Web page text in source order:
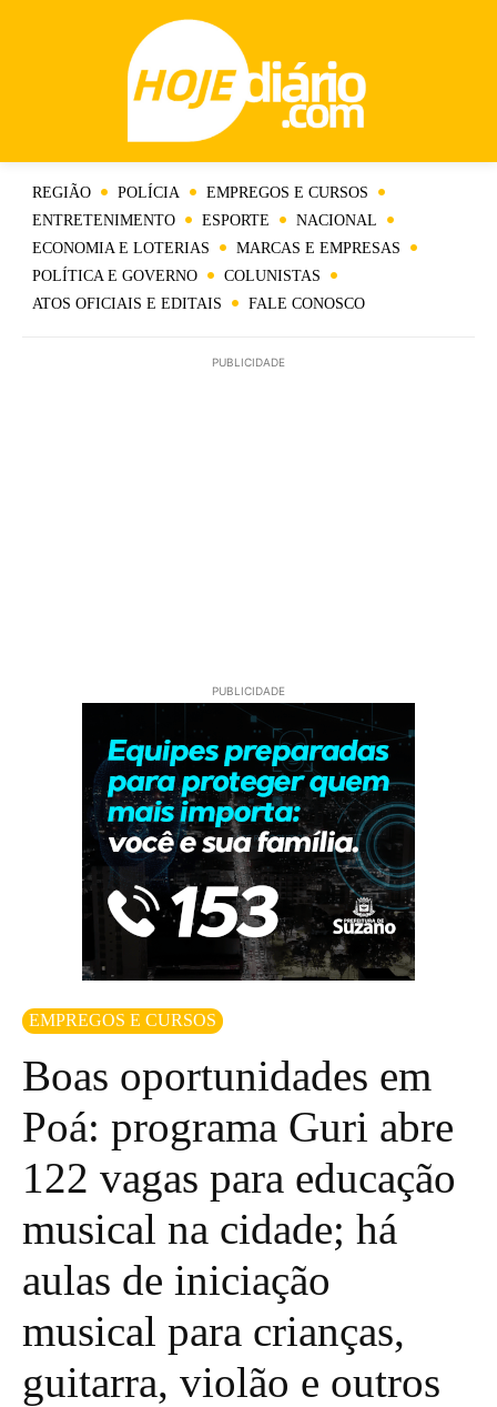
REGIÃO POLÍCIA
EMPREGOS E CURSOS
ENTRETENIMENTO
ESPORTE
NACIONAL
ECONOMIA E LOTERIAS
MARCAS E EMPRESAS
POLÍTICA E GOVERNO
COLUNISTAS
ATOS OFICIAIS E EDITAIS
FALE CONOSCO
PUBLICIDADE
PUBLICIDADE
EMPREGOS E CURSOS
Boas oportunidades em
Poá: programa Guri abre
122 vagas para educação
musical na cidade; há
aulas de iniciação
musical para crianças,
guitarra, violão e outros